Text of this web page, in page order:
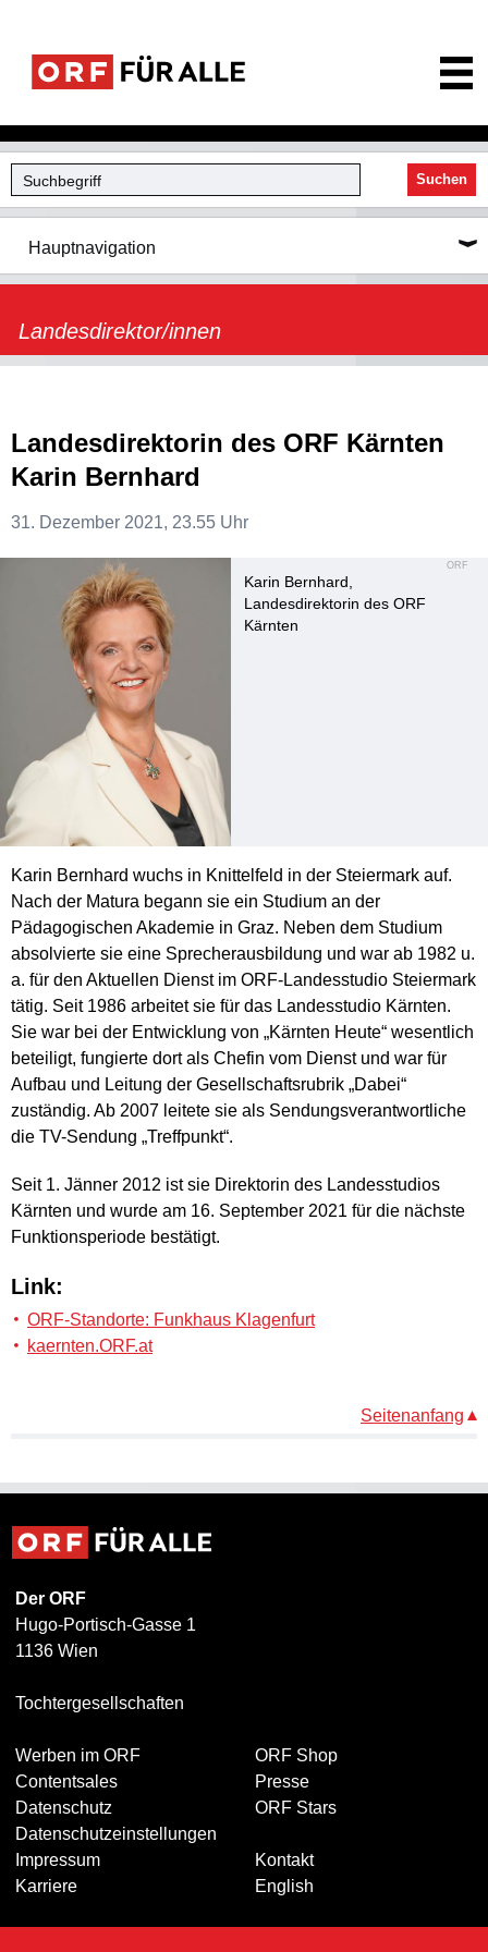
Suchen
Hauptnavigation
Landesdirektor/innen
Landesdirektorin des ORF Kärnten
Karin Bernhard
31. Dezember 2021, 23.55 Uhr
ORF
Karin Bernhard,
Landesdirektorin des ORF
Kärnten
Karin Bernhard wuchs in Knittelfeld in der Steiermark auf.
Nach der Matura begann sie ein Studium an der
Pädagogischen Akademie in Graz. Neben dem Studium
absolvierte sie eine Sprecherausbildung und war ab 1982 u.
a. für den Aktuellen Dienst im ORF-Landesstudio Steiermark
tätig. Seit 1986 arbeitet sie für das Landesstudio Kärnten.
Sie war bei der Entwicklung von „Kärnten Heute“ wesentlich
beteiligt, fungierte dort als Chefin vom Dienst und war für
Aufbau und Leitung der Gesellschaftsrubrik „Dabei“
zuständig. Ab 2007 leitete sie als Sendungsverantwortliche
die TV-Sendung „Treffpunkt“.
Seit 1. Jänner 2012 ist sie Direktorin des Landesstudios
Kärnten und wurde am 16. September 2021 für die nächste
Funktionsperiode bestätigt.
Link:
ORF-Standorte: Funkhaus Klagenfurt
kaernten.ORF.at
Seitenanfang
Der ORF
Hugo-Portisch-Gasse 1
1136 Wien
Tochtergesellschaften
Werben im ORF
Contentsales
Datenschutz
Datenschutzeinstellungen
Impressum
Karriere
ORF Shop
Presse
ORF Stars
Kontakt
English